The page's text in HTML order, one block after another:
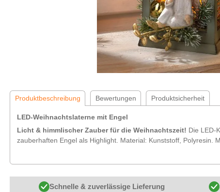
Produktbeschreibung Bewertungen Produktsicherheit
LED-Weihnachtslaterne mit Engel
Licht & himmlischer Zauber für die Weihnachtszeit! Die LED-
zauberhaften Engel als Highlight. Material: Kunststoff, Polyresin.
Schnelle & zuverlässige Lieferung